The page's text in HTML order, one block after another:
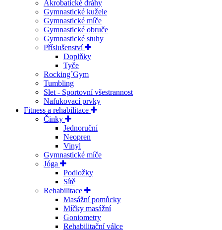
Akrobatické dráhy
Gymnastické kužele
Gymnastické míče
Gymnastické obruče
Gymnastické stuhy
Příslušenství
Doplňky
Tyče
Rocking´Gym
Tumbling
Slet - Sportovní všestrannost
Nafukovací prvky
Fitness a rehabilitace
Činky
Jednoruční
Neopren
Vinyl
Gymnastické míče
Jóga
Podložky
Sítě
Rehabilitace
Masážní pomůcky
Míčky masážní
Goniometry
Rehabilitační válce